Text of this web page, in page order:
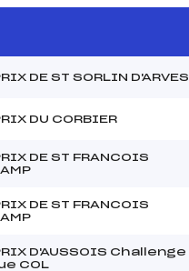
DE ST SORLIN D'ARVES
DU CORBIER
DE ST FRANCOIS
DE ST FRANCOIS
D'AUSSOIS Challenge
COL